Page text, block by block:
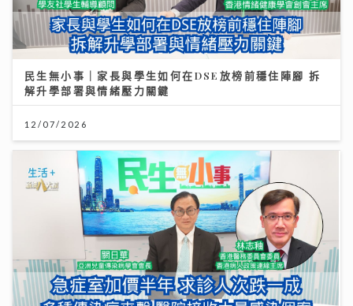
民生無小事｜家長與學生如何在DSE放榜前穩住陣腳 拆
解升學部署與情緒壓力關鍵
12/07/2026